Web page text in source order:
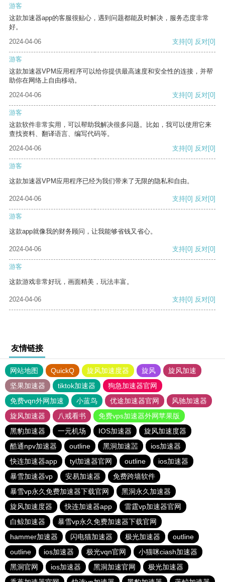
游客
这款加速器app的客服很贴心，遇到问题都能及时解决，服务态度非常
好。
2024-04-06
支持[0] 反对[0]
游客
这款加速器VPM应用程序可以给你提供最高速度和安全性的连接，并帮
助你在网络上自由移动。
2024-04-06
支持[0] 反对[0]
游客
这款软件非常实用，可以帮助我解决很多问题。比如，我可以使用它来
查找资料、翻译语言、编写代码等。
2024-04-06
支持[0] 反对[0]
游客
这款加速器VPM应用程序已经为我们带来了无限的隐私和自由。
2024-04-06 支持[0] 反对[0]
游客
这款app就像我的财务顾问，让我能够省钱又省心。
2024-04-06 支持[0] 反对[0]
游客
这款游戏非常好玩，画面精美，玩法丰富。
2024-04-06 支持[0] 反对[0]
友情链接
网站地图 QuickQ 旋风加速度器 旋风
旋风加速
坚果加速器
tiktok加速器
狗急加速器官网
免费vqn外网加速
小蓝鸟 优途加速器官网
风驰加速器
旋风加速器
八戒看书
免费vps加速器外网苹果版
黑豹加速器
一元机场 IOS加速器
旋风加速度器
酷通npv加速器
outline 黑洞加速噐
ios加速器
快连加速器app
tyl加速器官网 outline
ios加速器
暴雪加速器vp
安易加速器
免费跨墙软件
暴雪vp永久免费加速器下载官网
黑洞永久加速器
旋风加速度器
快连加速器app
雷霆vp加速器官网
白鲸加速器
暴雪vp永久免费加速器下载官网
hammer加速器
闪电猫加速器 极光加速器
outline
outline
ios加速器 极光vqn官网
小猫咪ciash加速器
黑洞官网
ios加速器 黑洞加速官网
极光加速器